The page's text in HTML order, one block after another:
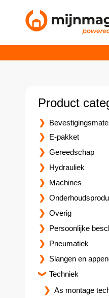
Product
E-pakket
Gereedschap
Hydrauliek
Machines
Overig
Persoonlijke
Pneumatiek
Slangen en
Techniek
As montage